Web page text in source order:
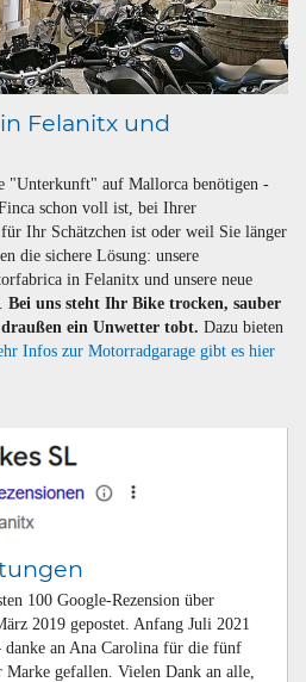
Felanitx und
"Unterkunft" auf Mallorca benötigen -
schon voll ist, bei Ihrer
Ihr Schätzchen ist oder weil Sie länger
die sichere Lösung: unsere
in Felanitx und unsere neue
Bei uns steht Ihr Bike trocken, sauber
ein Unwetter tobt. Dazu bieten
Infos zur Motorradgarage gibt es hier
100 Google-Rezension über
2019 gepostet. Anfang Juli 2021
an Ana Carolina für die fünf
gefallen. Vielen Dank an alle,